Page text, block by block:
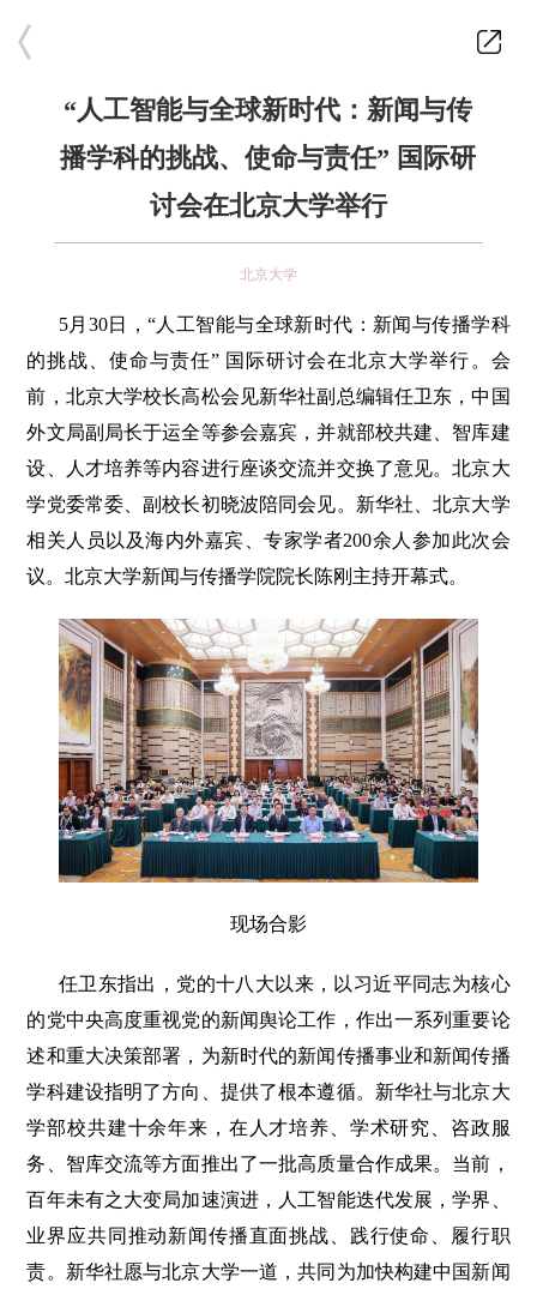
“人工智能与全球新时代：新闻与传
播学科的挑战、使命与责任” 国际研
讨会在北京大学举行
北京大学
5月30日，“人工智能与全球新时代：新闻与传播学科
的挑战、使命与责任” 国际研讨会在北京大学举行。会
前，北京大学校长高松会见新华社副总编辑任卫东，中国
外文局副局长于运全等参会嘉宾，并就部校共建、智库建
设、人才培养等内容进行座谈交流并交换了意见。北京大
学党委常委、副校长初晓波陪同会见。新华社、北京大学
相关人员以及海内外嘉宾、专家学者200余人参加此次会
议。北京大学新闻与传播学院院长陈刚主持开幕式。
现场合影
任卫东指出，党的十八大以来，以习近平同志为核心
的党中央高度重视党的新闻舆论工作，作出一系列重要论
述和重大决策部署，为新时代的新闻传播事业和新闻传播
学科建设指明了方向、提供了根本遵循。新华社与北京大
学部校共建十余年来，在人才培养、学术研究、咨政服
务、智库交流等方面推出了一批高质量合作成果。当前，
百年未有之大变局加速演进，人工智能迭代发展，学界、
业界应共同推动新闻传播直面挑战、践行使命、履行职
责。新华社愿与北京大学一道，共同为加快构建中国新闻